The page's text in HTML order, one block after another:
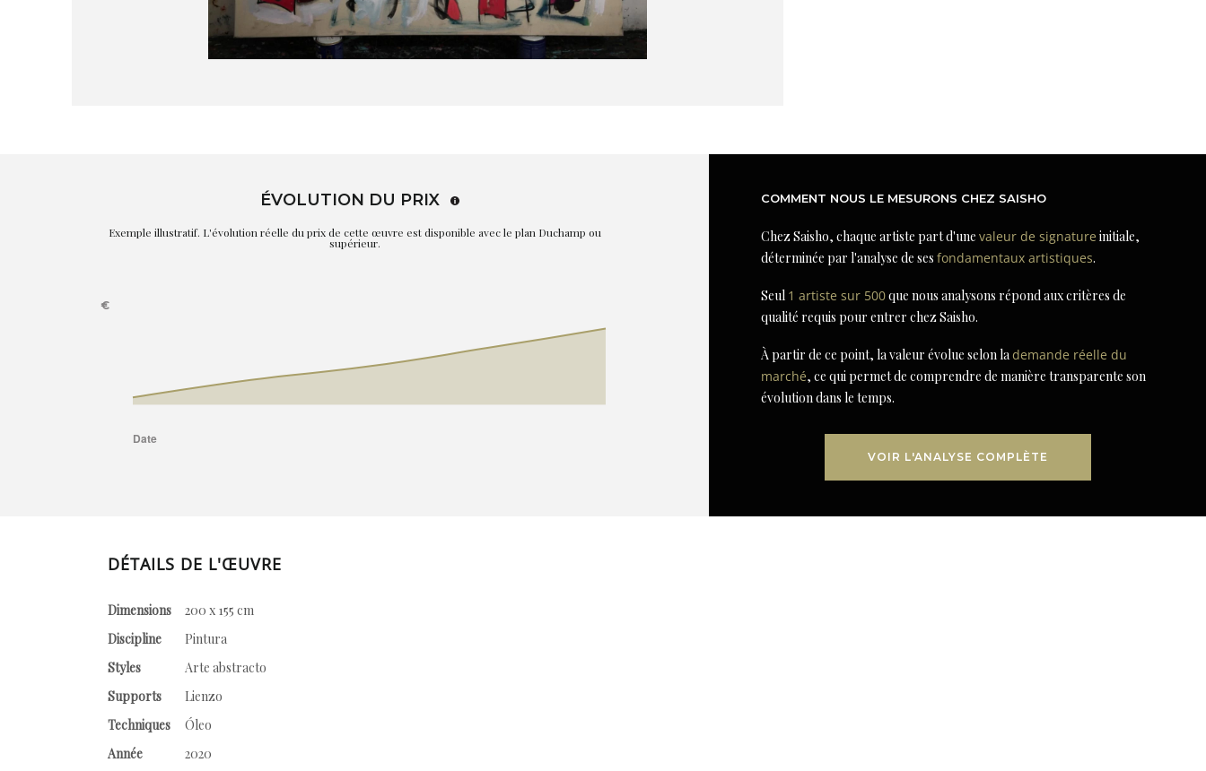
ÉVOLUTION DU PRIX
Exemple illustratif. L'évolution réelle du prix de cette œuvre est disponible avec le plan Duchamp ou
supérieur.
COMMENT NOUS LE MESURONS CHEZ SAISHO
Chez Saisho, chaque artiste part d'unevaleur de signature initiale,
déterminée par l'analyse de sesfondamentaux artistiques.
Seul 1 artiste sur 500que nous analysons répond aux critères de
qualité requis pour entrer chez Saisho.
À partir de ce point, la valeur évolue selon lademande réelle du
marché, ce qui permet de comprendre de manière transparente son
évolution dans le temps.
VOIR L'ANALYSE COMPLÈTE
DÉTAILS DE L'ŒUVRE
Dimensions
200 x 155 cm
Discipline
Pintura
Styles
Arte abstracto
Supports
Lienzo
Techniques
Óleo
Année
2020